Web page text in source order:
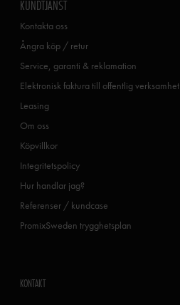
KUNDTJÄNST
Kontakta oss
Ångra köp / retur
Service, garanti & reklamation
Elektronisk faktura till offentlig verksamhet
Leasing
Om oss
Köpvillkor
Integritetspolicy
Hur handlar jag?
Referenser / kundcase
PromixSweden trygghetsplan
KONTAKT